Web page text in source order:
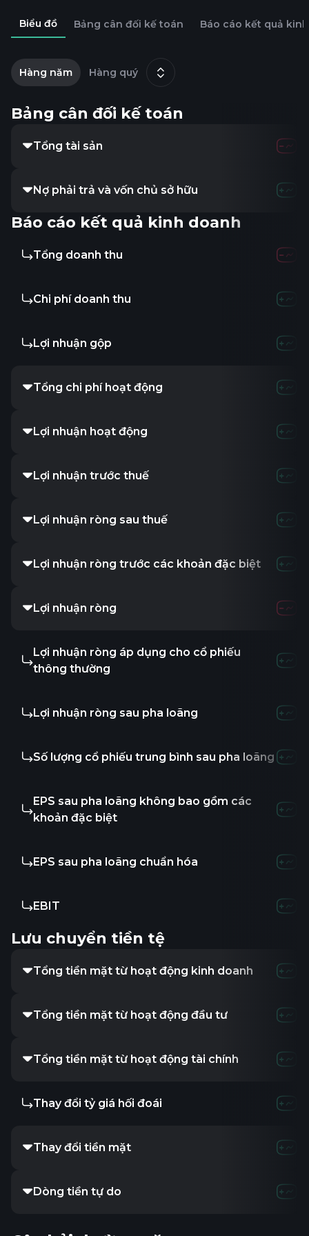
Biểu đồ Bảng cân đối kế toán Báo cáo kết quả
Hàng năm Hàng quý
Bảng cân đối kế toán
Tổng tài sản 24.24M
Nợ phải trả và vốn chủ sở hữu 24.24M
Báo cáo kết quả kinh doanh
Tổng doanh thu
Chi phí doanh thu 12.18M
Lợi nhuận gộp 5.32M
Tổng chi phí hoạt động 2.73M
Lợi nhuận hoạt động 2.59M
Lợi nhuận trước thuế 3.48M
Lợi nhuận ròng sau thuế 2.99M
Lợi nhuận ròng trước các khoản đặc biệt2.99M
Lợi nhuận ròng 2.99M
Lợi nhuận ròng áp dụng cho cổ phiếu
thông thường
Lợi nhuận ròng sau pha loãng
Số lượng cổ phiếu trung bình sau pha loãng -
EPS sau pha loãng không bao gồm các
khoản đặc biệt
-
EPS sau pha loãng chuẩn hóa
EBIT 3.53M
Lưu chuyển tiền tệ
Tổng tiền mặt từ hoạt động kinh doanh2.36M
Tổng tiền mặt từ hoạt động đầu tư -3.32M-
Tổng tiền mặt từ hoạt động tài chính -
Thay đổi tỷ giá hối đoái
Thay đổi tiền mặt 1.01M
Dòng tiền tự do -962.63K-